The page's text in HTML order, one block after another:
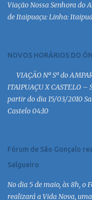
Viação Nossa Senhora do
de Itaipuaçu: Linha:
13:30 MC 14:30 MC 15:30
MC 8:30 MC 10:30 MC
MC 18:30 MC 19:30 MC
MC 9:30 MC 10:30 MC
MC 16:30 MC 17:30 MC
NOVOS HORÁRIOS DO
VIAÇÃO Nª Sª do
ITAIPUAÇU X
partir do dia 15/03/
Castelo
Fórum de São Gonçalo
Salgueiro
No dia 5 de maio, às 8h, o
realizará a Vida Nova,